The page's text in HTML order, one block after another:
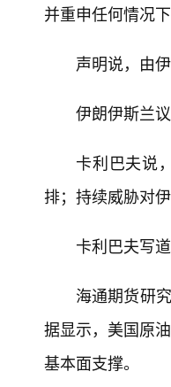
并重申任何情况
声明说，由
伊朗伊斯兰
卡利巴夫说
排；持续威胁对
卡利巴夫写
海通期货研
据显示，美国原
基本面支撑。